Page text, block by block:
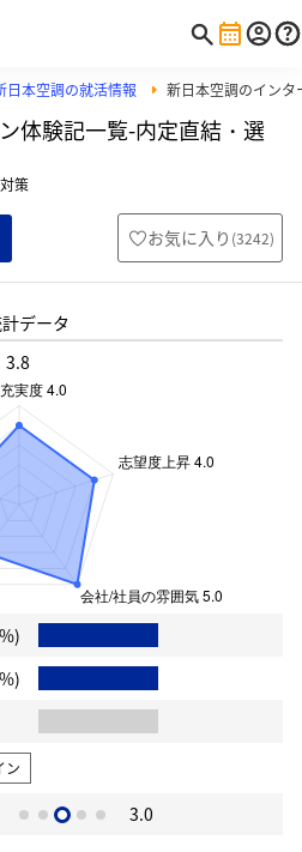
日本空調の就活情報 新日本空調のインタ
体験記一覧-内定直結・選
策
お気に入り (3242)
データ
3.8
ン
3.0